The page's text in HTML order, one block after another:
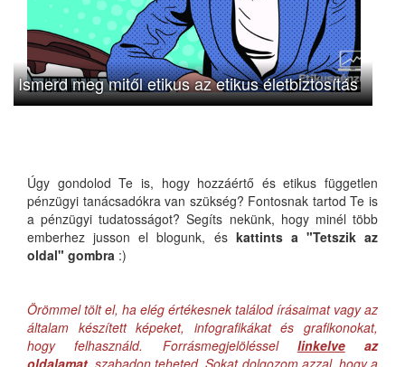
Ismerd meg mitől etikus az etikus életbiztosítás
Úgy gondolod Te is, hogy hozzáértő és etikus független
pénzügyi tanácsadókra van szükség? Fontosnak tartod Te is
a pénzügyi tudatosságot? Segíts nekünk, hogy minél több
emberhez jusson el blogunk, és kattints a "Tetszik az
oldal" gombra :)
Örömmel tölt el, ha elég értékesnek találod írásaimat vagy az
általam készített képeket, infografikákat és grafikonokat,
hogy felhasználd. Forrásmegjelöléssel linkelveaz